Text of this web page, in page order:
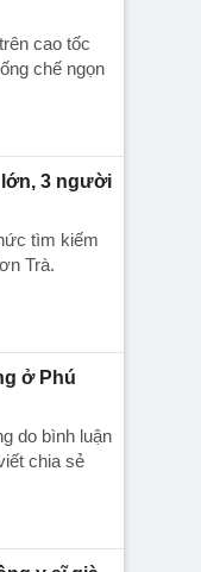
cao tốc
chế ngọn
lớn, 3 người
tìm kiếm
Trà.
ở Phú
do bình luận
chia sẻ